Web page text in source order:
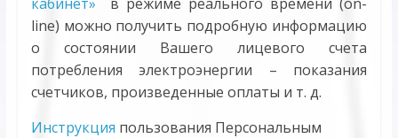
line) можно получить подробную информацию
о состоянии Вашего лицевого счета
потребления электроэнергии – показания
счетчиков, произведенные оплаты и т. д.
Инструкция пользования Персональным